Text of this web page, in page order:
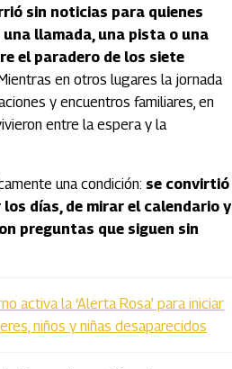
sin noticias para quienes
llamada, una pista o una
el paradero de los siete
en otros lugares la jornada
y encuentros familiares, en
entre la espera y la
una condición: se convirtió
días, de mirar el calendario y
preguntas que siguen sin
activa la ‘Alerta Rosa’ para iniciar
niños y niñas desaparecidos